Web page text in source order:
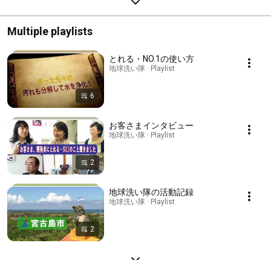
Multiple playlists
6
とれる・NO.1の使い方
地球洗い隊 · Playlist
2
お客さまインタビュー
地球洗い隊 · Playlist
2
地球洗い隊の活動記録
地球洗い隊 · Playlist